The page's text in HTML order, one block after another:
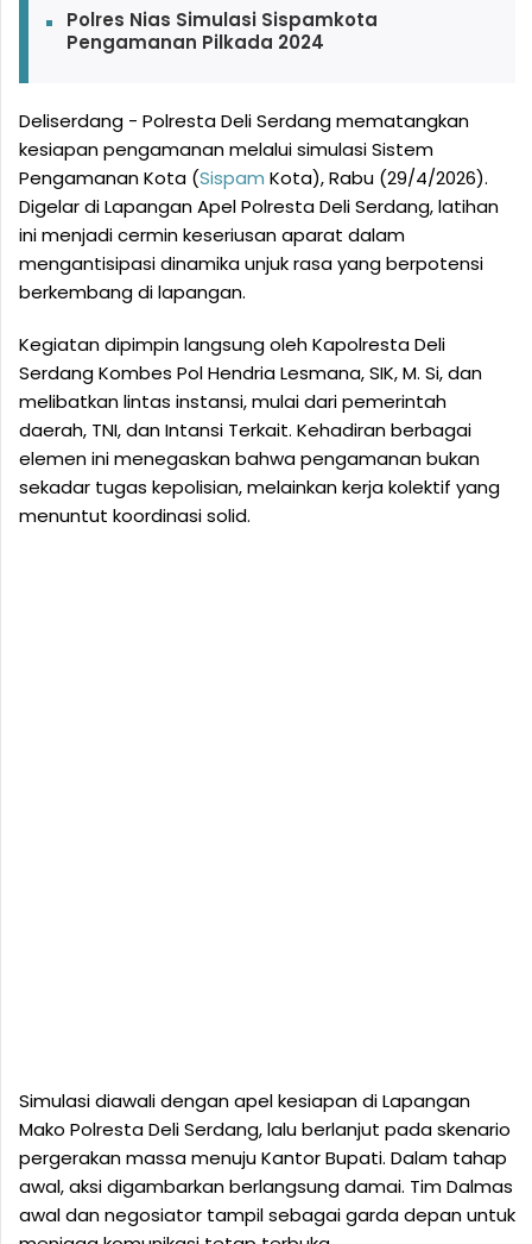
Polres Nias Simulasi Sispamkota
Pengamanan Pilkada 2024
Deliserdang - Polresta Deli Serdang mematangkan
kesiapan pengamanan melalui simulasi Sistem
Pengamanan Kota (Sispam Kota), Rabu (29/4/2026).
Digelar di Lapangan Apel Polresta Deli Serdang, latihan
ini menjadi cermin keseriusan aparat dalam
mengantisipasi dinamika unjuk rasa yang berpotensi
berkembang di lapangan.
Kegiatan dipimpin langsung oleh Kapolresta Deli
Serdang Kombes Pol Hendria Lesmana, SIK, M. Si, dan
melibatkan lintas instansi, mulai dari pemerintah
daerah, TNI, dan Intansi Terkait. Kehadiran berbagai
elemen ini menegaskan bahwa pengamanan bukan
sekadar tugas kepolisian, melainkan kerja kolektif yang
menuntut koordinasi solid.
Simulasi diawali dengan apel kesiapan di Lapangan
Mako Polresta Deli Serdang, lalu berlanjut pada skenario
pergerakan massa menuju Kantor Bupati. Dalam tahap
awal, aksi digambarkan berlangsung damai. Tim Dalmas
awal dan negosiator tampil sebagai garda depan untuk